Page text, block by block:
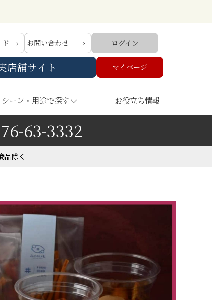
お問い合わせ ログイン
店舗サイト マイページ
シーン・用途で探す お役立ち情報
63-3332
品除く